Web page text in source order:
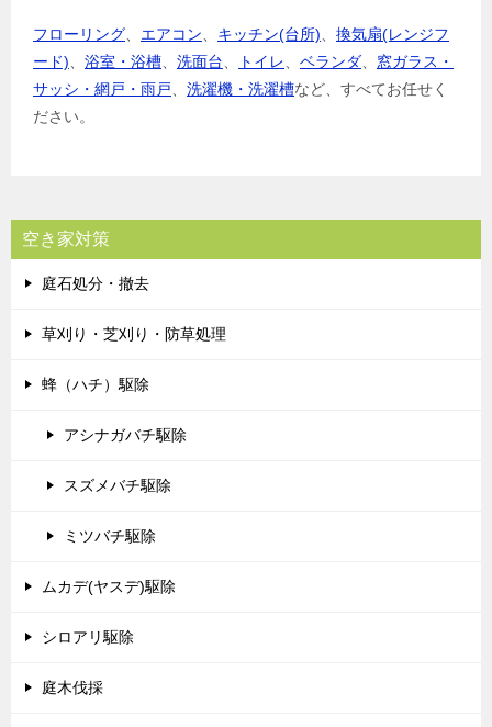
フローリング エアコン キッチン(台所)
換気扇(レンジフ
ード)
浴室・浴槽 洗面台 トイレ ベランダ
窓ガラス・
サッシ・網戸・雨戸
洗濯機・洗濯槽など、すべてお任せく
ださい。
空き家対策
庭石処分・撤去
草刈り・芝刈り・防草処理
蜂（ハチ）駆除
アシナガバチ駆除
スズメバチ駆除
ミツバチ駆除
ムカデ(ヤスデ)駆除
シロアリ駆除
庭木伐採